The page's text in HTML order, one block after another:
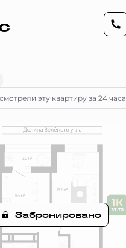
смотрели эту квартиру за 24 часа
Забронировано